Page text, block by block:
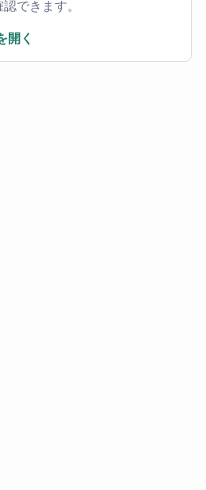
できます。
く